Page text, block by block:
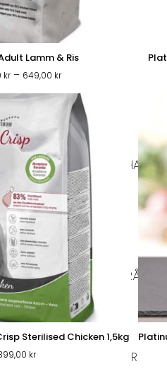
BIOTHANE
GODISVÄSKOR
FÄRSKFODER & RÅFÖDA
ÖVRIGA HUNDKLÄDER
Lamm & Ris
kr – 649,00 krPrisintervall:
till
649,00 kr
Sterilised Chicken 1,5kg
kr